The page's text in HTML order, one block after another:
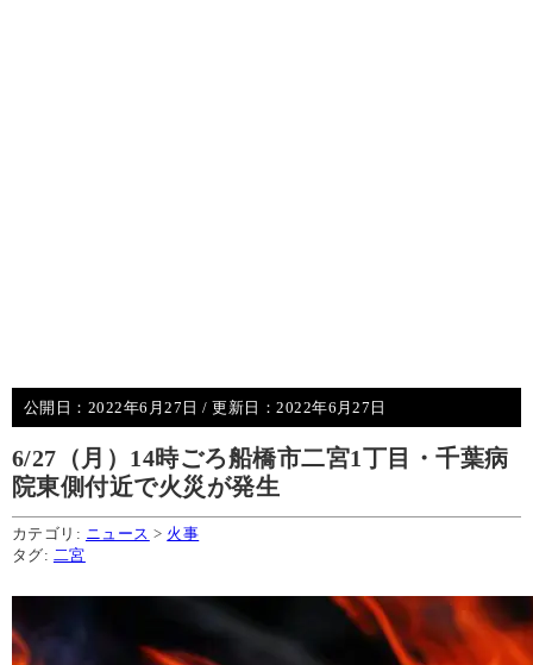
公開日： 2022年6月27日 / 更新日：2022年6月27日
6/27（月）14時ごろ船橋市二宮1丁目・千葉病
院東側付近で火災が発生
カテゴリ: ニュース > 火事
タグ: 二宮